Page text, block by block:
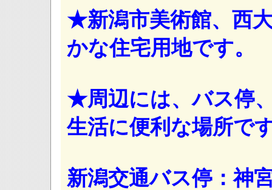
★新潟市美術館、西
かな住宅用地です。
★周辺には、バス停
生活に便利な場所で
新潟交通バス停：神